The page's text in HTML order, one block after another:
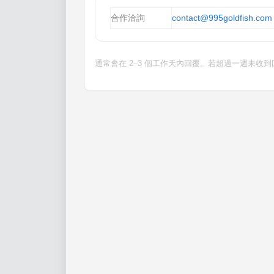
合作洽詢 contact@995goldfish.com
通常會在 2–3 個工作天內回覆。若超過一週未收到